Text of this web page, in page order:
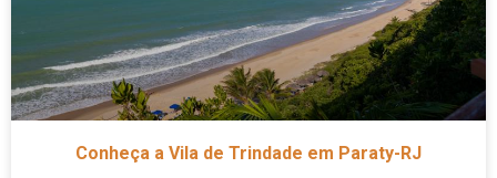
Conheça a Vila de Trindade em Paraty-RJ